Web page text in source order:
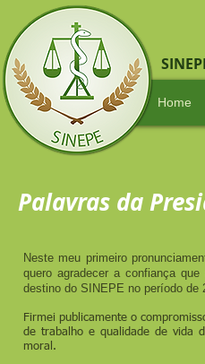
Home
Palavras da
Neste meu primeiro
quero agradecer a confiança
destino do SINEPE no período de
Firmei publicamente o
de trabalho e qualidade de vida
moral.